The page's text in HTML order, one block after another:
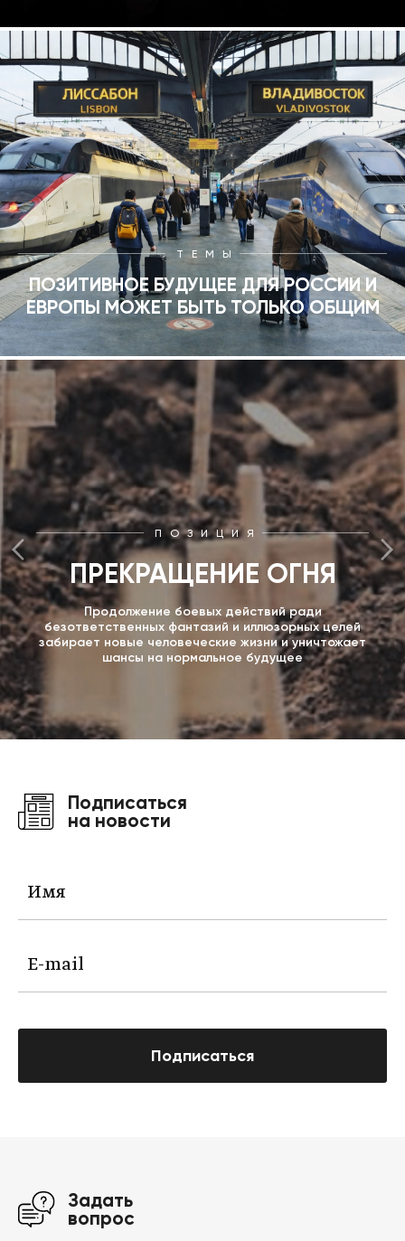
ТЕМЫ
ПОЗИТИВНОЕ БУДУЩЕЕ ДЛЯ РОССИИ И
ЕВРОПЫ МОЖЕТ БЫТЬ ТОЛЬКО ОБЩИМ
ПОЗИЦИЯ
ПРЕКРАЩЕНИЕ ОГНЯ
Продолжение боевых действий ради
безответственных фантазий и иллюзорных целей
забирает новые человеческие жизни и уничтожает
шансы на нормальное будущее
Подписаться
на новости
Подписаться
Задать
вопрос